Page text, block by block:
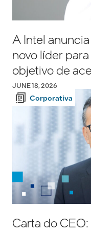
A Intel
novo líder
objetivo de
e a produção.
JUNE 18, 2026
Corporativa
Carta do